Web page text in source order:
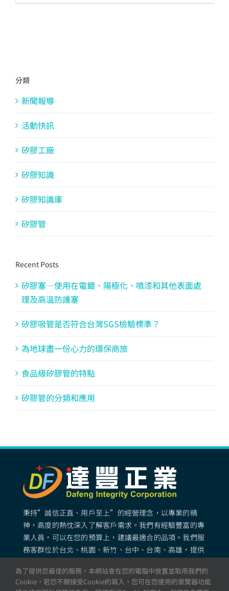
分類
新聞報導
活動快訊
矽膠工廠
矽膠知識
矽膠知識庫
矽膠管
Recent Posts
矽膠塞—使用在電鍍、陽極化、噴漆和其他表面處
理及高溫防護塞
矽膠吸管是否符合台灣SGS檢驗標準？
為地球盡一份心力的環保商旅
食品級矽膠管的特點
矽膠管的分類和應用
秉持”誠信正直、用戶至上”的經營理念，以專業的精
神，高度的熱忱深入了解客戶需求。我們有經驗豐富的專
業人員，可以在您的預算上，建議最適合的品項。我們服
務客群位於台北、桃園、新竹、台中、台南、高雄，提供
為了提供您最佳的服務，本網站會在您的電腦中放置並取用我們的
Cookie，若您不願接受Cookie的寫入，您可在您使用的瀏覽器功能